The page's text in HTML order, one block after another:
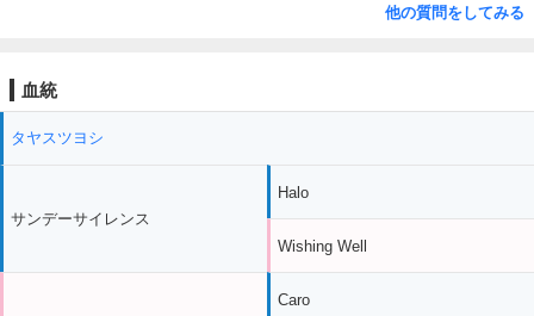
他の質問をしてみる
血統
タヤスツヨシ
サンデーサイレンス
Halo
Wishing Well
Caro